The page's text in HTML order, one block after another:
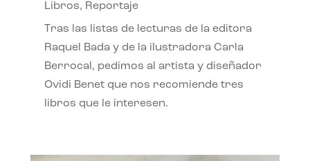
Libros, Reportaje
Tras las listas de lecturas de la editora
Raquel Bada y de la ilustradora Carla
Berrocal, pedimos al artista y diseñador
Ovidi Benet que nos recomiende tres
libros que le interesen.